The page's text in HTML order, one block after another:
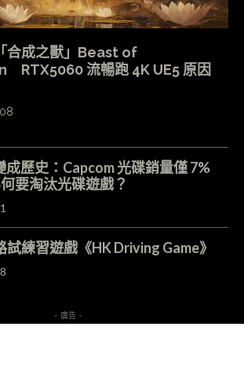
合成之獸」Beast of
RTX5060 流暢跑 4K UE5 原因
成歷史：Capcom 光碟銷量僅 7%
要淘汰光碟遊戲？
試練習遊戲《HK Driving Game》
- 廣告 -